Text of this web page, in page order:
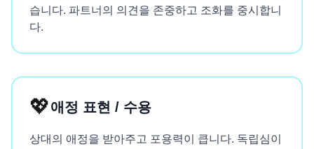
습니다. 파트너의 의견을 존중하고 조화를 중시합니
다.
💖애정 표현 / 수용
상대의 애정을 받아주고 포용력이 큽니다. 독립심이